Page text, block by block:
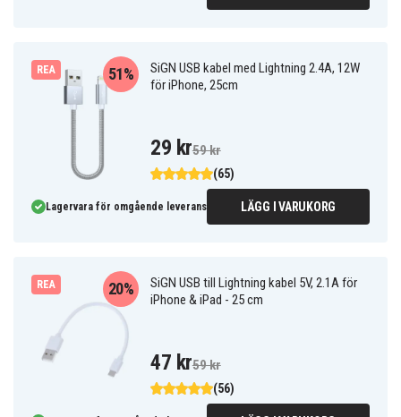
REA
SiGN USB kabel med Lightning 2.4A, 12W
för iPhone, 25cm
(65)
51%
29 kr59 kr
Lagervara för omgående leverans LÄGG I VARUKORG
REA
SiGN USB till Lightning kabel 5V, 2.1A för
iPhone & iPad - 25 cm
(56)
20%
47 kr59 kr